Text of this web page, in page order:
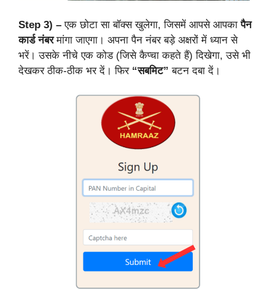
Step 3) – एक छोटा सा बॉक्स खुलेगा, जिसमें आपसे आपकापैन
कार्ड नंबरमांगा जाएगा। अपना पैन नंबर बड़े अक्षरों में ध्यान से
भरें। उसके नीचे एक कोड (जिसे कैप्चा कहते हैं) दिखेगा, उसे भी
देखकर ठीक-ठीक भर दें। फिर “सबमिट” बटन दबा दें।